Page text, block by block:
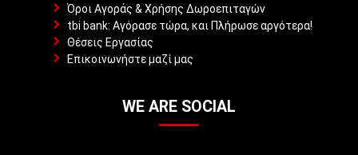
Όροι Αγοράς & Χρήσης Δωροεπιταγών
tbi bank: Αγόρασε τώρα, και Πλήρωσε αργότερα!
Θέσεις Εργασίας
Επικοινωνήστε μαζί μας
WE ARE SOCIAL